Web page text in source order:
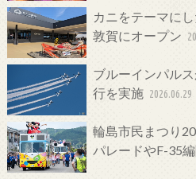
カニをテーマに
敦賀にオープン
ブルーインパル
行を実施 2026.06.29
輪島市民まつり
パレードやF-35